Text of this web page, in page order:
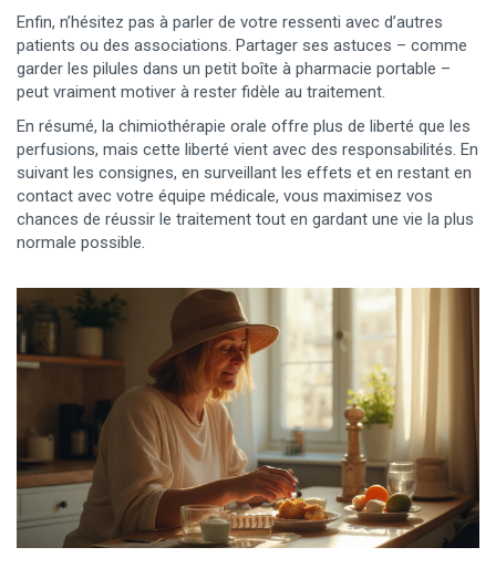
Enfin, n’hésitez pas à parler de votre ressenti avec d’autres
patients ou des associations. Partager ses astuces – comme
garder les pilules dans un petit boîte à pharmacie portable –
peut vraiment motiver à rester fidèle au traitement.
En résumé, la chimiothérapie orale offre plus de liberté que les
perfusions, mais cette liberté vient avec des responsabilités. En
suivant les consignes, en surveillant les effets et en restant en
contact avec votre équipe médicale, vous maximisez vos
chances de réussir le traitement tout en gardant une vie la plus
normale possible.